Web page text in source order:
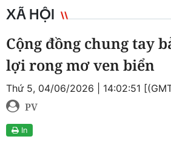
XÃ HỘI
Cộng đồng chung tay
lợi rong mơ ven biển
Thứ 5, 04/06/2026 | 14:02:51
PV
In